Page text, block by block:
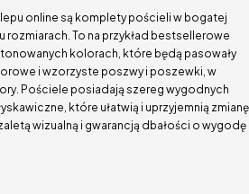
online są komplety pościeli w bogatej
rozmiarach. To na przykład bestsellerowe
kolorach, które będą pasowały
i wzorzyste poszwy i poszewki, w
Pościele posiadają szereg wygodnych
które ułatwią i uprzyjemnią zmianę
wizualną i gwarancją dbałości o wygodę